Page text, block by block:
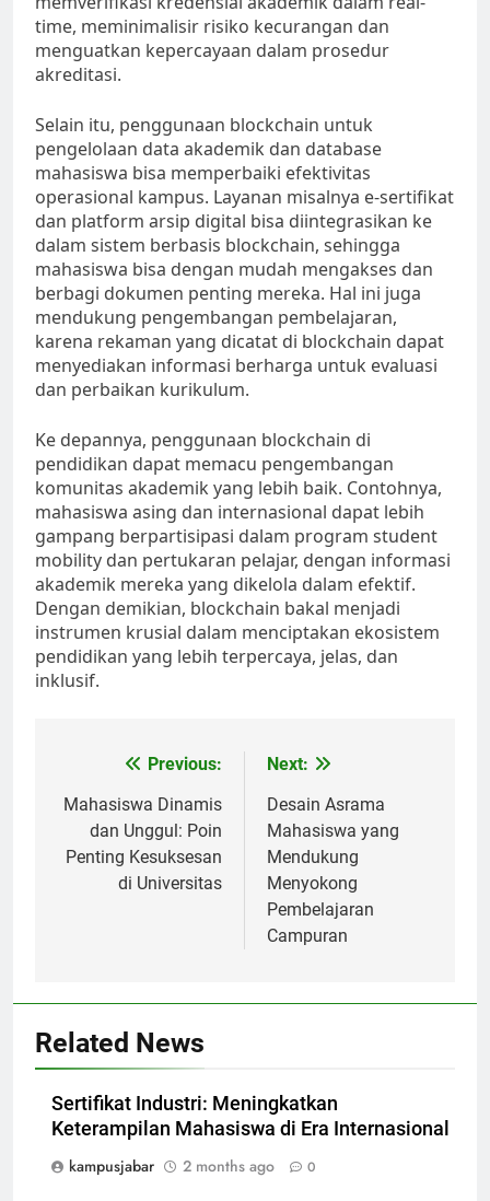
time, meminimalisir risiko kecurangan dan
menguatkan kepercayaan dalam prosedur
akreditasi.
Selain itu, penggunaan blockchain untuk
pengelolaan data akademik dan database
mahasiswa bisa memperbaiki efektivitas
operasional kampus. Layanan misalnya e-sertifikat
dan platform arsip digital bisa diintegrasikan ke
dalam sistem berbasis blockchain, sehingga
mahasiswa bisa dengan mudah mengakses dan
berbagi dokumen penting mereka. Hal ini juga
mendukung pengembangan pembelajaran,
karena rekaman yang dicatat di blockchain dapat
menyediakan informasi berharga untuk evaluasi
dan perbaikan kurikulum.
Ke depannya, penggunaan blockchain di
pendidikan dapat memacu pengembangan
komunitas akademik yang lebih baik. Contohnya,
mahasiswa asing dan internasional dapat lebih
gampang berpartisipasi dalam program student
mobility dan pertukaran pelajar, dengan informasi
akademik mereka yang dikelola dalam efektif.
Dengan demikian, blockchain bakal menjadi
instrumen krusial dalam menciptakan ekosistem
pendidikan yang lebih terpercaya, jelas, dan
inklusif.
navigation
Previous:
Mahasiswa Dinamis
dan Unggul: Poin
Penting Kesuksesan
di Universitas
Next:
Desain Asrama
Mahasiswa yang
Mendukung
Menyokong
Pembelajaran
Campuran
Related News
Sertifikat Industri: Meningkatkan
Keterampilan Mahasiswa di Era Internasional
kampusjabar
2 months ago 0